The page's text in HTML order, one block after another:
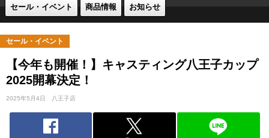
セール・イベント 商品情報 お知らせ
セール・イベント
【今年も開催！】キャスティング八王子カップ
2025開幕決定！
2025年5月4日 八王子店